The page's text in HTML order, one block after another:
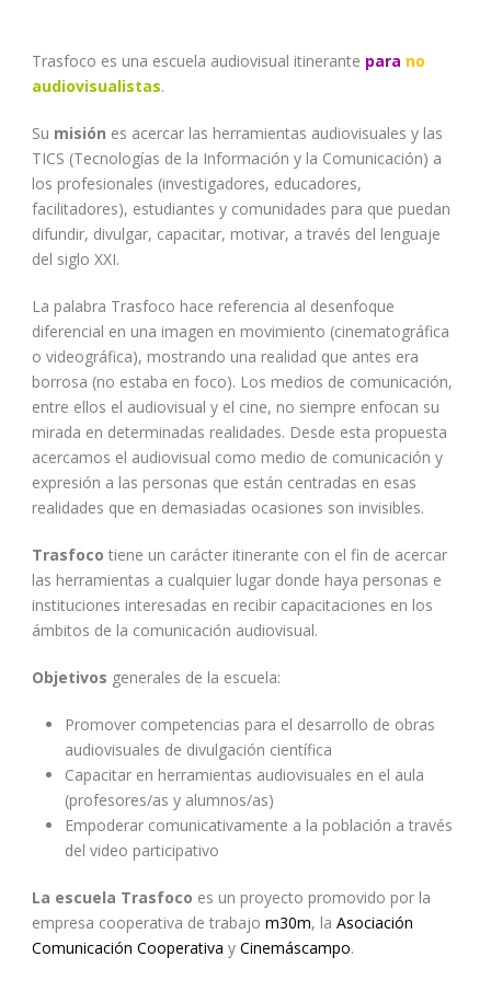
Trasfoco es una escuela audiovisual itinerante para no
audiovisualistas.
Su misión es acercar las herramientas audiovisuales y las
TICS (Tecnologías de la Información y la Comunicación) a
los profesionales (investigadores, educadores,
facilitadores), estudiantes y comunidades para que puedan
difundir, divulgar, capacitar, motivar, a través del lenguaje
del siglo XXI.
La palabra Trasfoco hace referencia al desenfoque
diferencial en una imagen en movimiento (cinematográfica
o videográfica), mostrando una realidad que antes era
borrosa (no estaba en foco). Los medios de comunicación,
entre ellos el audiovisual y el cine, no siempre enfocan su
mirada en determinadas realidades. Desde esta propuesta
acercamos el audiovisual como medio de comunicación y
expresión a las personas que están centradas en esas
realidades que en demasiadas ocasiones son invisibles.
Trasfoco tiene un carácter itinerante con el fin de acercar
las herramientas a cualquier lugar donde haya personas e
instituciones interesadas en recibir capacitaciones en los
ámbitos de la comunicación audiovisual.
Objetivos generales de la escuela:
Promover competencias para el desarrollo de obras
audiovisuales de divulgación científica
Capacitar en herramientas audiovisuales en el aula
(profesores/as y alumnos/as)
Empoderar comunicativamente a la población a través
del video participativo
La escuela Trasfoco es un proyecto promovido por la
empresa cooperativa de trabajo m30m, la Asociación
Comunicación Cooperativa y Cinemáscampo.